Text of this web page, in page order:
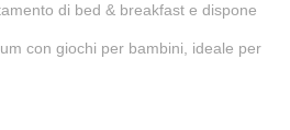
di bed & breakfast e dispone
con giochi per bambini, ideale per